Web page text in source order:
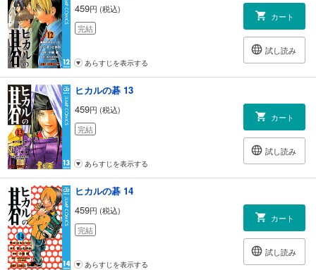
459円 (税込)
完結
カート
試し読み
あらすじを表示する
ヒカルの碁 13
459円 (税込)
完結
カート
試し読み
あらすじを表示する
ヒカルの碁 14
459円 (税込)
完結
カート
試し読み
あらすじを表示する